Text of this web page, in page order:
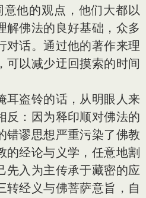
他的观点，他们大都以
解佛法的良好基础，众多
对话。通过他的著作来理
可以减少迂回摸索的时间
盗铃的话，从明眼人来
反：因为释印顺对佛法的
错谬思想严重污染了佛教
的经论与义学，任意地割
先入为主传承于藏密的应
转经义与佛菩萨意旨，自